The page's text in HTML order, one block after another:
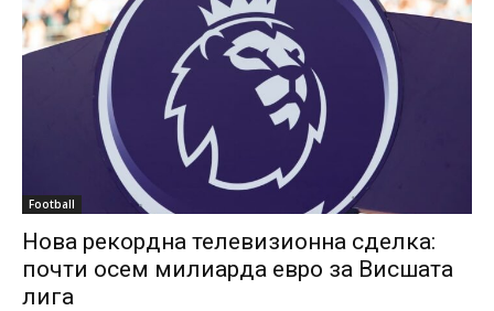
Football
Нова рекордна телевизионна сделка:
почти осем милиарда евро за Висшата
лига